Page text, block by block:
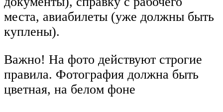
места, авиабилеты (уже должны быть
куплены).
Важно! На фото действуют строгие
правила. Фотография должна быть
цветная, на белом фоне